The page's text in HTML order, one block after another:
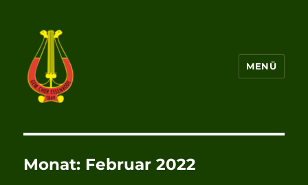
MENÜ
Monat: Februar 2022